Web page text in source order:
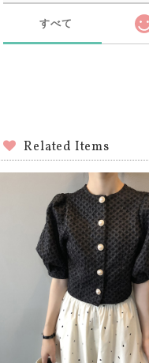
すべて
Related Items